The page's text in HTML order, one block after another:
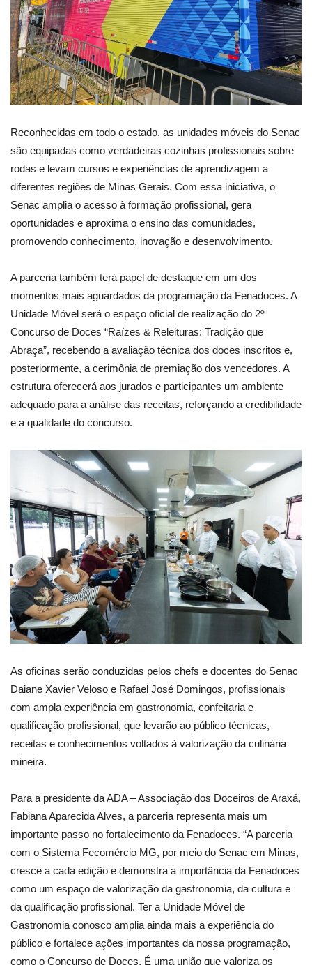
Reconhecidas em todo o estado, as unidades móveis do Senac
são equipadas como verdadeiras cozinhas profissionais sobre
rodas e levam cursos e experiências de aprendizagem a
diferentes regiões de Minas Gerais. Com essa iniciativa, o
Senac amplia o acesso à formação profissional, gera
oportunidades e aproxima o ensino das comunidades,
promovendo conhecimento, inovação e desenvolvimento.
A parceria também terá papel de destaque em um dos
momentos mais aguardados da programação da Fenadoces. A
Unidade Móvel será o espaço oficial de realização do 2º
Concurso de Doces “Raízes & Releituras: Tradição que
Abraça”, recebendo a avaliação técnica dos doces inscritos e,
posteriormente, a cerimônia de premiação dos vencedores. A
estrutura oferecerá aos jurados e participantes um ambiente
adequado para a análise das receitas, reforçando a credibilidade
e a qualidade do concurso.
As oficinas serão conduzidas pelos chefs e docentes do Senac
Daiane Xavier Veloso e Rafael José Domingos, profissionais
com ampla experiência em gastronomia, confeitaria e
qualificação profissional, que levarão ao público técnicas,
receitas e conhecimentos voltados à valorização da culinária
mineira.
Para a presidente da ADA – Associação dos Doceiros de Araxá,
Fabiana Aparecida Alves, a parceria representa mais um
importante passo no fortalecimento da Fenadoces. “A parceria
com o Sistema Fecomércio MG, por meio do Senac em Minas,
cresce a cada edição e demonstra a importância da Fenadoces
como um espaço de valorização da gastronomia, da cultura e
da qualificação profissional. Ter a Unidade Móvel de
Gastronomia conosco amplia ainda mais a experiência do
público e fortalece ações importantes da nossa programação,
como o Concurso de Doces. É uma união que valoriza os